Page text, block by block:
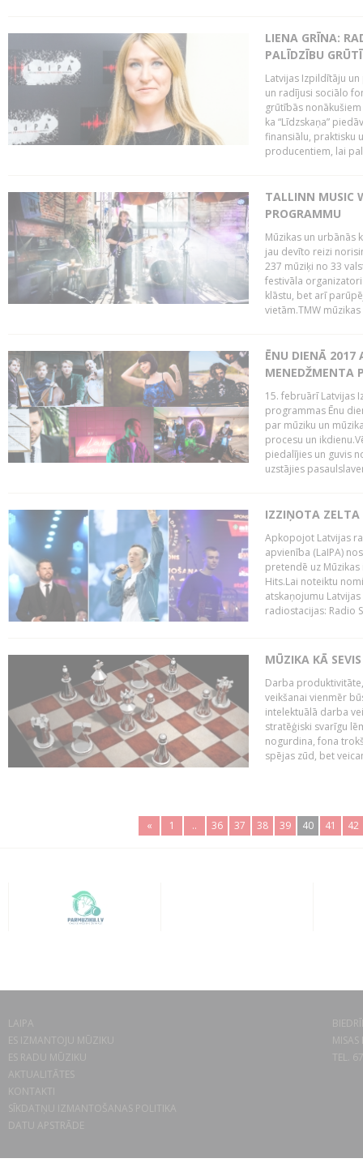
LIENA GRĪNA:
PALĪDZĪBU
Latvijas Izpildītāju
un radījusi sociālo
grūtībās
ka “Līdzskaņa”
finansiālu, praktisku
producentiem, lai
TALLINN MUSIC
PROGRAMMU
Mūzikas un urbānās
jau devīto reizi
237 mūziķi no 33
festivāla
klāstu, bet arī
vietām.TMW
ĒNU DIENĀ 2017
MENEDŽMENTA
15. februārī Latvijas
programmas Ēnu
par mūziku un
procesu un
piedalījies un guvis
uzstājies
IZZIŅOTA ZELTA
Apkopojot Latvijas
apvienība (LaIPA)
pretendē uz
Hits.Lai noteiktu
atskaņojumu
radiostacijas: Radio
MŪZIKA KĀ
Darba
veikšanai vienmēr
intelektuālā darba
stratēģiski svarīgu
nogurdina, fona
spējas zūd, bet
« 1 .. 36 37 38 39 40 41 42
LAIPA
ES IZMANTOJU MŪZIKU
ES RADU MŪZIKU
AKTUALITĀTES
KONTAKTI
SĪKDATŅU IZMANTOŠANAS POLITIKA
DATU APSTRĀDE
TEL.